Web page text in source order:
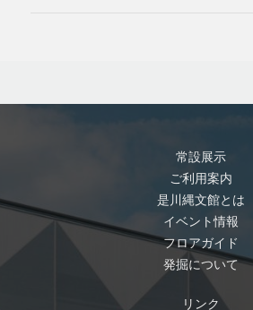
常設展示
ご利用案内
是川縄文館とは
イベント情報
フロアガイド
発掘について
リンク